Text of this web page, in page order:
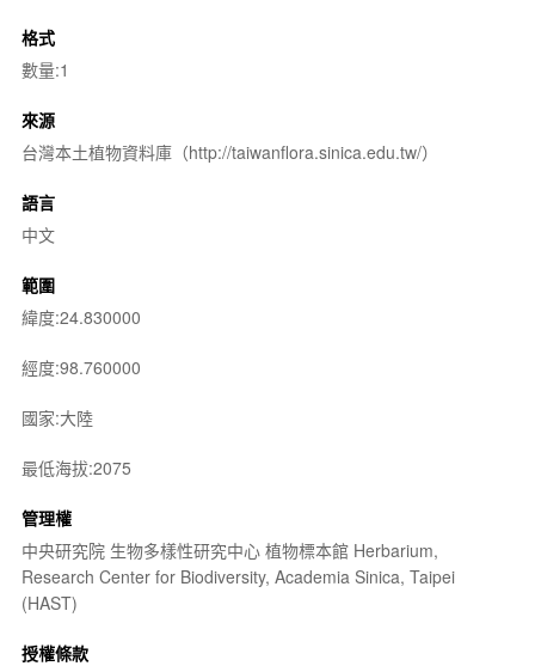
格式
數量:1
來源
台灣本土植物資料庫（http://taiwanflora.sinica.edu.tw/）
語言
中文
範圍
緯度:24.830000
經度:98.760000
國家:大陸
最低海拔:2075
管理權
中央研究院 生物多樣性研究中心 植物標本館 Herbarium,
Research Center for Biodiversity, Academia Sinica, Taipei
(HAST)
授權條款